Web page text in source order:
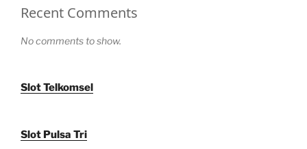
Recent Comments
No comments to show.
Slot Telkomsel
Slot Pulsa Tri